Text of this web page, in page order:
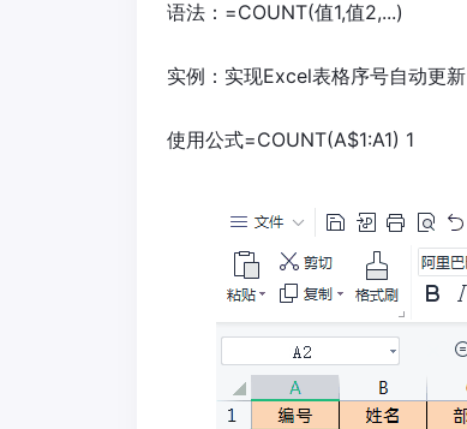
语法：=COUNT(值1,值2,...)
实例：实现Excel表格序号自动更新
使用公式=COUNT(A$1:A1) 1